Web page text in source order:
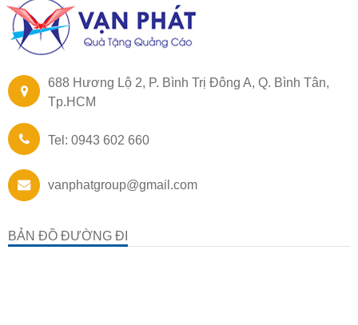
688 Hương Lộ 2, P. Bình Trị Đông A, Q. Bình Tân,
Tp.HCM
Tel: 0943 602 660
vanphatgroup@gmail.com
BẢN ĐỒ ĐƯỜNG ĐI